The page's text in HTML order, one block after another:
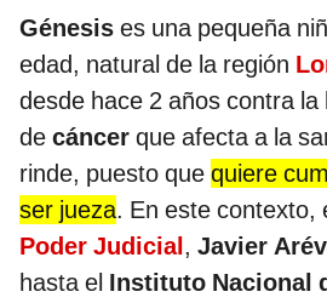
Génesis es una pequeña
edad, natural de la región
desde hace 2 años contra la
de cáncer que afecta a la
rinde, puesto que quiere
ser jueza. En este contexto,
Poder Judicial, Javier
hasta el Instituto Nacional